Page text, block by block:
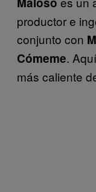
productor e
conjunto con
Cómeme.
más caliente